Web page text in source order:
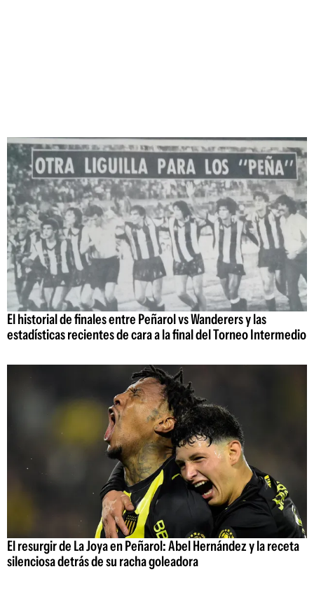
El historial de finales entre Peñarol vs Wanderers y las
estadísticas recientes de cara a la final del Torneo Intermedio
El resurgir de La Joya en Peñarol: Abel Hernández y la receta
silenciosa detrás de su racha goleadora